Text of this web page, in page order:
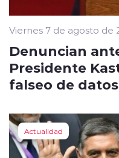
Viernes 7 de agosto de
Denuncian
Presidente
falseo de
Actualidad